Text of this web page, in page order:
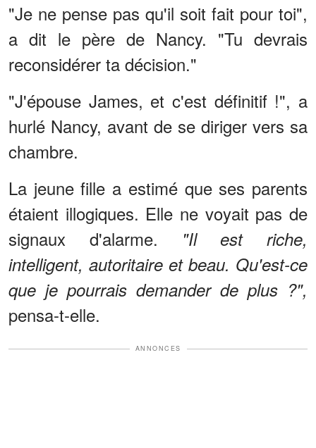
"Je ne pense pas qu'il soit fait pour toi",
a dit le père de Nancy. "Tu devrais
reconsidérer ta décision."
"J'épouse James, et c'est définitif !", a
hurlé Nancy, avant de se diriger vers sa
chambre.
La jeune fille a estimé que ses parents
étaient illogiques. Elle ne voyait pas de
signaux d'alarme.
"Il est riche,
intelligent, autoritaire et beau. Qu'est-ce
que je pourrais demander de plus ?",
pensa-t-elle.
ANNONCES